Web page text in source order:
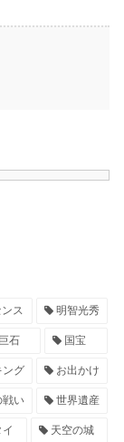
ス 明智光秀
石 国宝
グ お出かけ
い 世界遺産
天空の城